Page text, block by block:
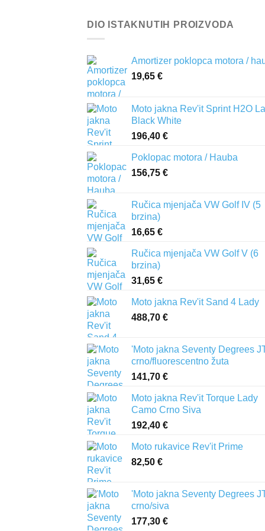
DIO ISTAKNUTIH PROIZVODA
Amortizer poklopca motora /
19,65 €
Moto jakna Rev'it Sprint H2O
Black White
196,40 €
Poklopac motora / Hauba
156,75 €
Ručica mjenjača VW Golf IV (5
brzina)
16,65 €
Ručica mjenjača VW Golf V (6
brzina)
31,65 €
Moto jakna Rev'it Sand 4 Lady
488,70 €
'Moto jakna Seventy Degrees
crno/fluorescentno žuta
141,70 €
Moto jakna Rev'it Torque Lady
Camo Crno Siva
192,40 €
Moto rukavice Rev'it Prime
82,50 €
'Moto jakna Seventy Degrees
crno/siva
177,30 €